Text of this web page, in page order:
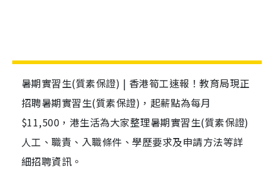
暑期實習生(質素保證) | 香港筍工速報！教育局現正
招聘暑期實習生(質素保證)，起薪點為每月
$11,500，港生活為大家整理暑期實習生(質素保證)
人工、職責、入職條件、學歷要求及申請方法等詳
細招聘資訊。